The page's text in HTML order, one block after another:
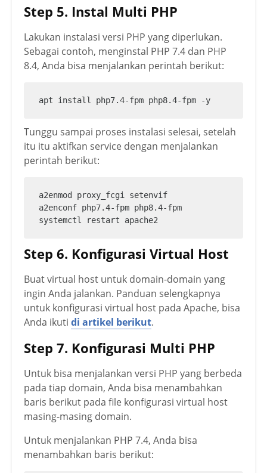
Step 5. Instal Multi PHP
Lakukan instalasi versi PHP yang diperlukan.
Sebagai contoh, menginstal PHP 7.4 dan PHP
8.4, Anda bisa menjalankan perintah berikut:
apt install php7.4-fpm php8.4-fpm -y
Tunggu sampai proses instalasi selesai, setelah
itu itu aktifkan service dengan menjalankan
perintah berikut:
a2enmod proxy_fcgi setenvif
a2enconf php7.4-fpm php8.4-fpm
systemctl restart apache2
Step 6. Konfigurasi Virtual Host
Buat virtual host untuk domain-domain yang
ingin Anda jalankan. Panduan selengkapnya
untuk konfigurasi virtual host pada Apache, bisa
Anda ikuti di artikel berikut.
Step 7. Konfigurasi Multi PHP
Untuk bisa menjalankan versi PHP yang berbeda
pada tiap domain, Anda bisa menambahkan
baris berikut pada file konfigurasi virtual host
masing-masing domain.
Untuk menjalankan PHP 7.4, Anda bisa
menambahkan baris berikut: